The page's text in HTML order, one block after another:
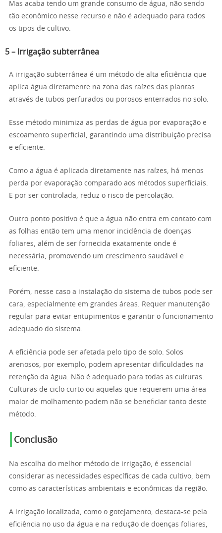
Mas acaba tendo um grande consumo de água, não sendo
tão econômico nesse recurso e não é adequado para todos
os tipos de cultivo.
5 – Irrigação subterrânea
A irrigação subterrânea é um método de alta eficiência que
aplica água diretamente na zona das raízes das plantas
através de tubos perfurados ou porosos enterrados no solo.
Esse método minimiza as perdas de água por evaporação e
escoamento superficial, garantindo uma distribuição precisa
e eficiente.
Como a água é aplicada diretamente nas raízes, há menos
perda por evaporação comparado aos métodos superficiais.
E por ser controlada, reduz o risco de percolação.
Outro ponto positivo é que a água não entra em contato com
as folhas então tem uma menor incidência de doenças
foliares, além de ser fornecida exatamente onde é
necessária, promovendo um crescimento saudável e
eficiente.
Porém, nesse caso a instalação do sistema de tubos pode ser
cara, especialmente em grandes áreas. Requer manutenção
regular para evitar entupimentos e garantir o funcionamento
adequado do sistema.
A eficiência pode ser afetada pelo tipo de solo. Solos
arenosos, por exemplo, podem apresentar dificuldades na
retenção da água. Não é adequado para todas as culturas.
Culturas de ciclo curto ou aquelas que requerem uma área
maior de molhamento podem não se beneficiar tanto deste
método.
Conclusão
Na escolha do melhor método de irrigação, é essencial
considerar as necessidades específicas de cada cultivo, bem
como as características ambientais e econômicas da região.
A irrigação localizada, como o gotejamento, destaca-se pela
eficiência no uso da água e na redução de doenças foliares,